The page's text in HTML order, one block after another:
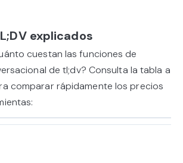
explicados
cuestan las funciones de
de tl;dv? Consulta la tabla a
comparar rápidamente los precios